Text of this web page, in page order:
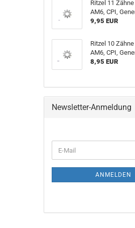
Ritzel 11
AM6, CPI,
9,95 EUR
Ritzel 10
AM6, CPI,
8,95 EUR
Newsletter-Anmeldung
E-
Mail
ANMELDEN